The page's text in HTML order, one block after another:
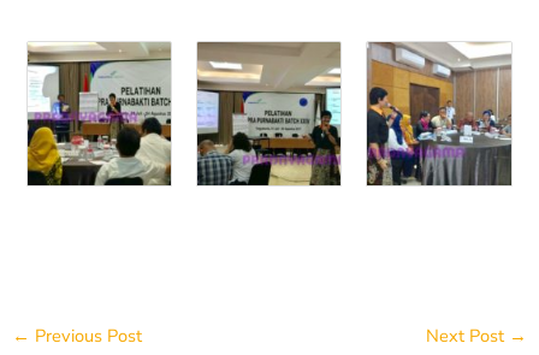
← Previous Post Next Post →